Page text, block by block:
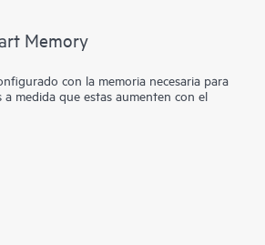
Memory
con la memoria necesaria para
a medida que estas aumenten con el
y grandes empresas con una necesidad
velocidad de rendimiento y se encuentra
eficiente disponible. Además del